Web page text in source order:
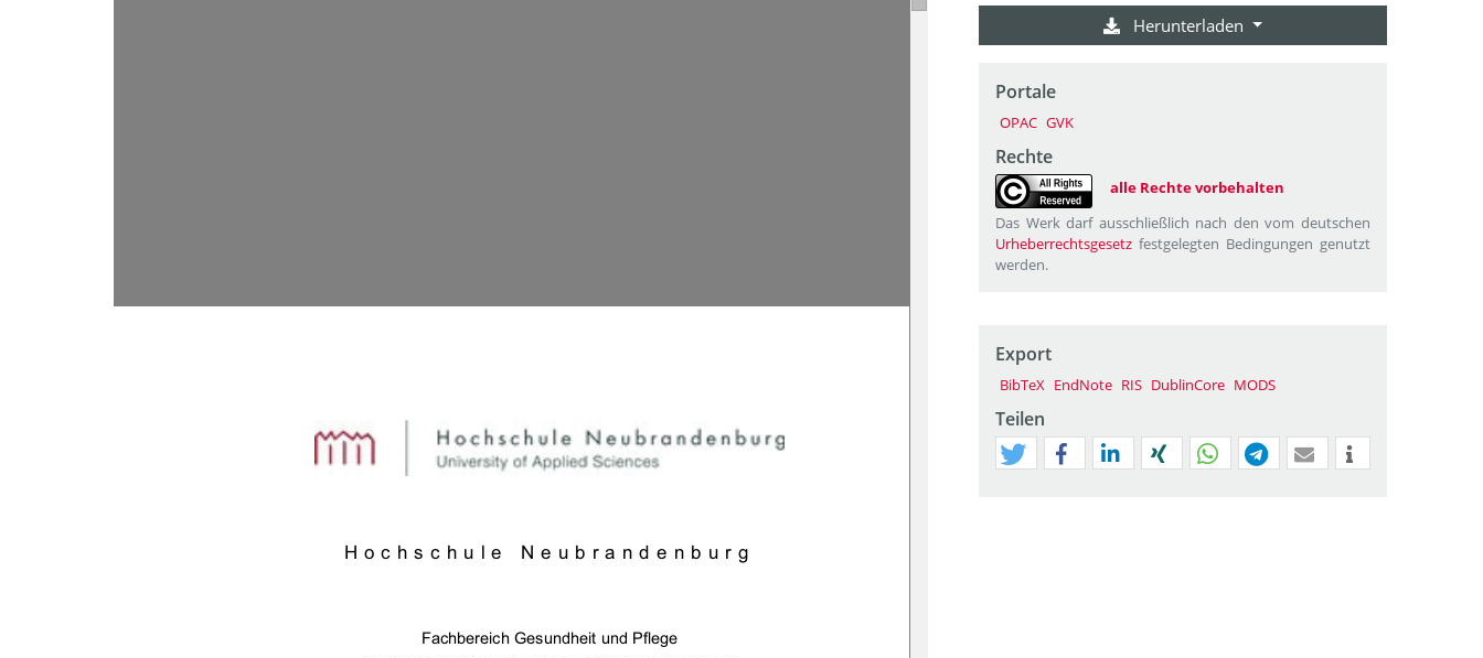
Hochschule Neubrandenburg
Fachbereich Gesundheit und Pflege
Herunterladen
Portale
OPAC GVK
Rechte
alle Rechte vorbehalten
Das Werk darf ausschließlich nach den vom deutschen
Urheberrechtsgesetz festgelegten Bedingungen genutzt
werden.
Export
BibTeX EndNote RIS DublinCore MODS
Teilen